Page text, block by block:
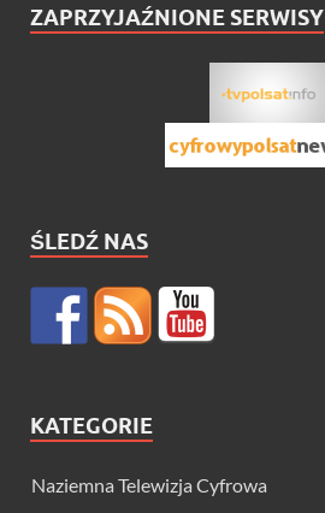
ZAPRZYJAŹNIONE SERWISY
ŚLEDŹ NAS
KATEGORIE
Naziemna Telewizja Cyfrowa